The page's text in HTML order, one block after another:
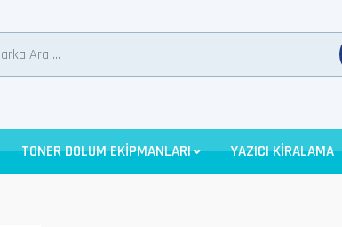
TONER DOLUM EKİPMANLARI YAZICI KİRALAMA